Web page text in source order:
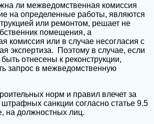
ли межведомственная комиссия
на определенные работы, являются
или ремонтом, решает не
помещения, а
комиссия или в случае несогласия с
экспертиза. Поэтому в случае, если
отнесены к реконструкции,
запрос в межведомственную
норм и правил влечет за
санкции согласно статье 9.5
на должностных лиц.